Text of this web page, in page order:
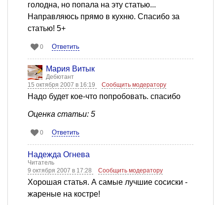
голодна, но попала на эту статью...
Направляюсь прямо в кухню. Спасибо за
статью! 5+
0 Ответить
Мария Витык
Дебютант
15 октября 2007 в 16:19
Сообщить модератору
Надо будет кое-что попробовать. спасибо
Оценка статьи: 5
0 Ответить
Надежда Огнева
Читатель
9 октября 2007 в 17:28
Сообщить модератору
Хорошая статья. А самые лучшие сосиски -
жареные на костре!